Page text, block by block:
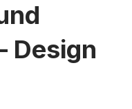
Design